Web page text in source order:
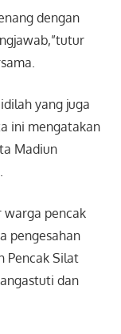
dengan
yang juga
ini mengatakan
Madiun
warga pencak
pengesahan
Pencak Silat
dan